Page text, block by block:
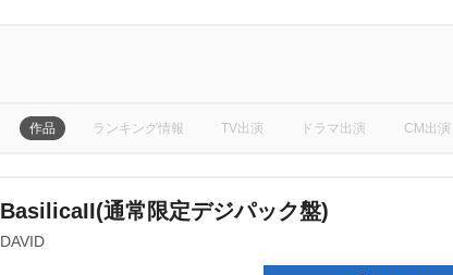
作品 ランキング情報 TV出演 ドラマ出演 CM出演
BasilicaII(通常限定デジパック盤)
DAVID